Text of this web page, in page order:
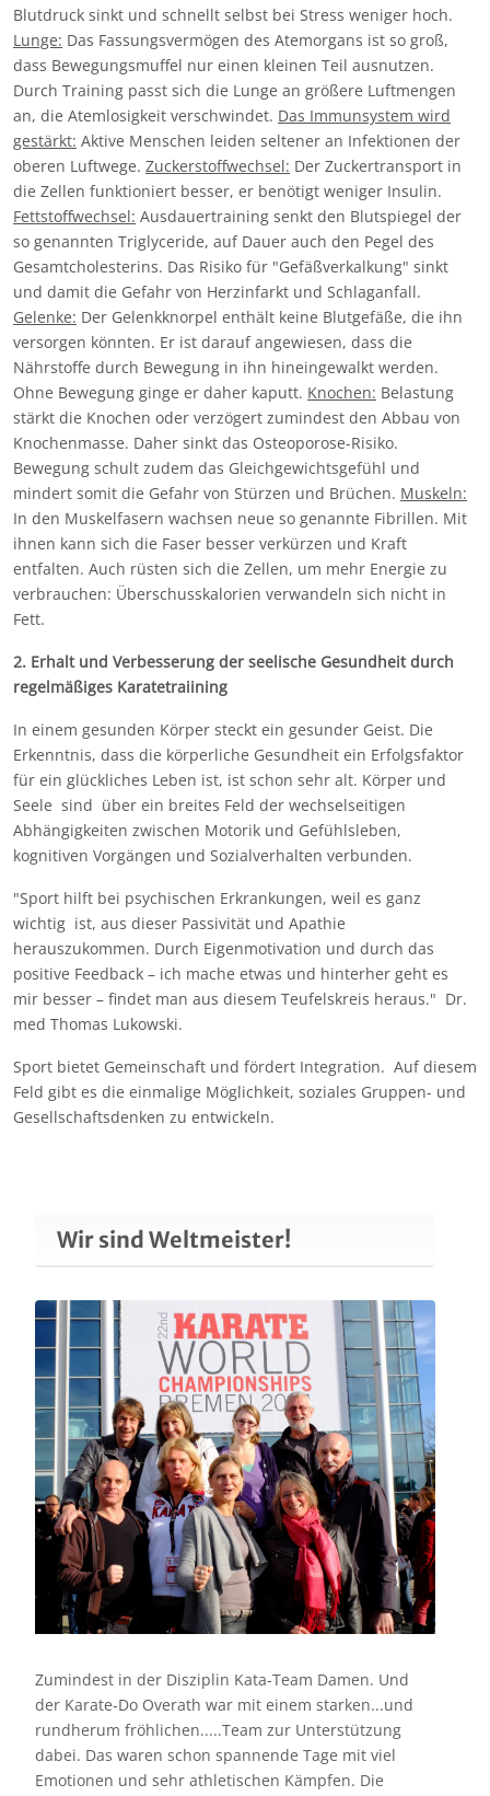
Blutdruck sinkt und schnellt selbst bei Stress weniger hoch.
Lunge: Das Fassungsvermögen des Atemorgans ist so groß,
dass Bewegungsmuffel nur einen kleinen Teil ausnutzen.
Durch Training passt sich die Lunge an größere Luftmengen
an, die Atemlosigkeit verschwindet. Das Immunsystem wird
gestärkt: Aktive Menschen leiden seltener an Infektionen der
oberen Luftwege. Zuckerstoffwechsel: Der Zuckertransport in
die Zellen funktioniert besser, er benötigt weniger Insulin.
Fettstoffwechsel: Ausdauertraining senkt den Blutspiegel der
so genannten Triglyceride, auf Dauer auch den Pegel des
Gesamtcholesterins. Das Risiko für "Gefäßverkalkung" sinkt
und damit die Gefahr von Herzinfarkt und Schlaganfall.
Gelenke: Der Gelenkknorpel enthält keine Blutgefäße, die ihn
versorgen könnten. Er ist darauf angewiesen, dass die
Nährstoffe durch Bewegung in ihn hineingewalkt werden.
Ohne Bewegung ginge er daher kaputt. Knochen: Belastung
stärkt die Knochen oder verzögert zumindest den Abbau von
Knochenmasse. Daher sinkt das Osteoporose-Risiko.
Bewegung schult zudem das Gleichgewichtsgefühl und
mindert somit die Gefahr von Stürzen und Brüchen. Muskeln:
In den Muskelfasern wachsen neue so genannte Fibrillen. Mit
ihnen kann sich die Faser besser verkürzen und Kraft
entfalten. Auch rüsten sich die Zellen, um mehr Energie zu
verbrauchen: Überschusskalorien verwandeln sich nicht in
Fett.
2. Erhalt und Verbesserung der seelische Gesundheit durch
regelmäßiges Karatetraiining
In einem gesunden Körper steckt ein gesunder Geist. Die
Erkenntnis, dass die körperliche Gesundheit ein Erfolgsfaktor
für ein glückliches Leben ist, ist schon sehr alt. Körper und
Seele sind über ein breites Feld der wechselseitigen
Abhängigkeiten zwischen Motorik und Gefühlsleben,
kognitiven Vorgängen und Sozialverhalten verbunden.
"Sport hilft bei psychischen Erkrankungen, weil es ganz
wichtig ist, aus dieser Passivität und Apathie
herauszukommen. Durch Eigenmotivation und durch das
positive Feedback – ich mache etwas und hinterher geht es
mir besser – findet man aus diesem Teufelskreis heraus." Dr.
med Thomas Lukowski.
Sport bietet Gemeinschaft und fördert Integration. Auf diesem
Feld gibt es die einmalige Möglichkeit, soziales Gruppen- und
Gesellschaftsdenken zu entwickeln.
Wir sind Weltmeister!
Zumindest in der Disziplin Kata-Team Damen. Und
der Karate-Do Overath war mit einem starken...und
rundherum fröhlichen.....Team zur Unterstützung
dabei. Das waren schon spannende Tage mit viel
Emotionen und sehr athletischen Kämpfen. Die